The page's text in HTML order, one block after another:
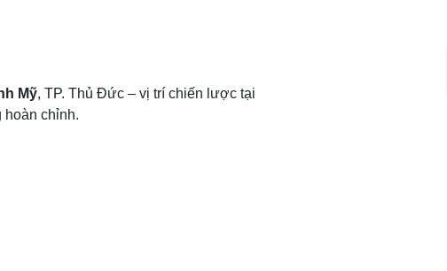
Mỹ, TP. Thủ Đức – vị trí chiến lược tại
hoàn chỉnh.